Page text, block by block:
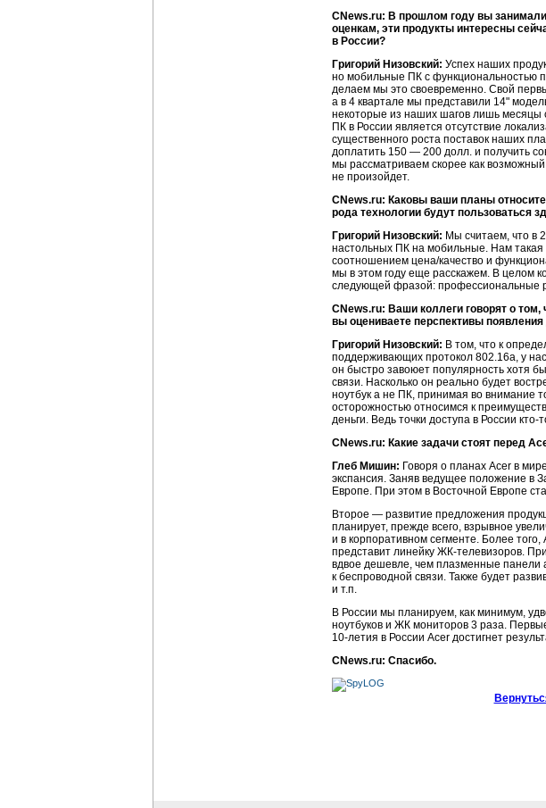
CNews.ru: В прошлом году вы
оценкам, эти продукты интересны
в России?
Григорий Низовский: Успех наших
но мобильные ПК с функциональностью
делаем мы это своевременно. Свой
а в 4 квартале мы представили 14"
некоторые из наших шагов лишь месяцы
ПК в России является отсутствие
существенного роста поставок наших
доплатить 150 — 200 долл. и получить
мы рассматриваем скорее как
не произойдет.
CNews.ru: Каковы ваши планы
рода технологии будут пользоваться
Григорий Низовский: Мы считаем, что в
настольных ПК на мобильные. Нам такая
соотношением цена/качество и
мы в этом году еще расскажем. В целом
следующей фразой: профессиональные
CNews.ru: Ваши коллеги говорят о том,
вы оцениваете перспективы
Григорий Низовский: В том, что к
поддерживающих протокол 802.16a, у
он быстро завоюет популярность хотя
связи. Насколько он реально будет
ноутбук а не ПК, принимая во внимание
осторожностью относимся к
деньги. Ведь точки доступа в России
CNews.ru: Какие задачи стоят перед
Глеб Мишин: Говоря о планах Acer в
экспансия. Заняв ведущее положение в
Европе. При этом в Восточной Европе
Второе — развитие предложения
планирует, прежде всего, взрывное
и в корпоративном сегменте. Более
представит линейку ЖК-телевизоров.
вдвое дешевле, чем плазменные панели
к беспроводной связи. Также будет
и т.п.
В России мы планируем, как минимум,
ноутбуков и ЖК мониторов 3 раза.
10-летия в России Acer достигнет
CNews.ru: Спасибо.